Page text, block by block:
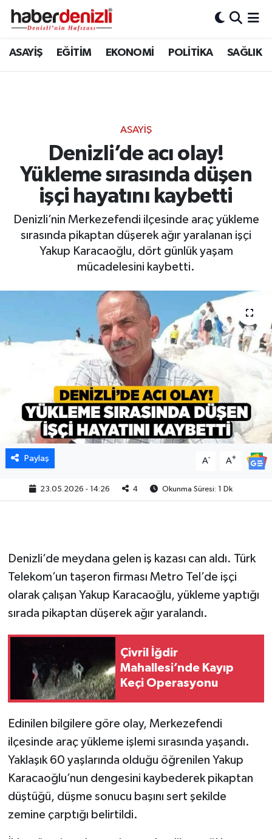
ASAYİŞ EĞİTİM EKONOMİ POLİTİKA SAĞLIK
ASAYİŞ
Denizli’de acı olay!
Yükleme sırasında düşen
işçi hayatını kaybetti
Denizli’nin Merkezefendi ilçesinde araç yükleme
sırasında pikaptan düşerek ağır yaralanan işçi
Yakup Karacaoğlu, dört günlük yaşam
mücadelesini kaybetti.
Paylaş A- A+
23.05.2026 - 14:26 4 Okunma Süresi: 1 Dk
Denizli’de meydana gelen iş kazası can aldı. Türk
Telekom’un taşeron firması Metro Tel’de işçi
olarak çalışan Yakup Karacaoğlu, yükleme yaptığı
sırada pikaptan düşerek ağır yaralandı.
Çivril İğdir
Mahallesi’nde Kayıp
Keçi Operasyonu
Edinilen bilgilere göre olay, Merkezefendi
ilçesinde araç yükleme işlemi sırasında yaşandı.
Yaklaşık 60 yaşlarında olduğu öğrenilen Yakup
Karacaoğlu’nun dengesini kaybederek pikaptan
düştüğü, düşme sonucu başını sert şekilde
zemine çarptığı belirtildi.
Denizli Nöbetçi Eczaneler
Tüm Manşetler
Son Dakika Haberleri
Haber Arşivi